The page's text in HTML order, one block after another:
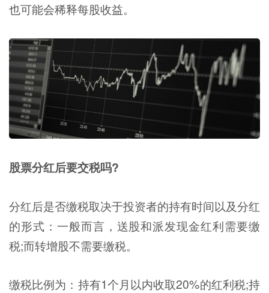
也可能会稀释每股收益。
股票分红后要交税吗?
分红后是否缴税取决于投资者的持有时间以及分红
的形式：一般而言，送股和派发现金红利需要缴
税;而转增股不需要缴税。
缴税比例为：持有1个月以内收取20%的红利税;持